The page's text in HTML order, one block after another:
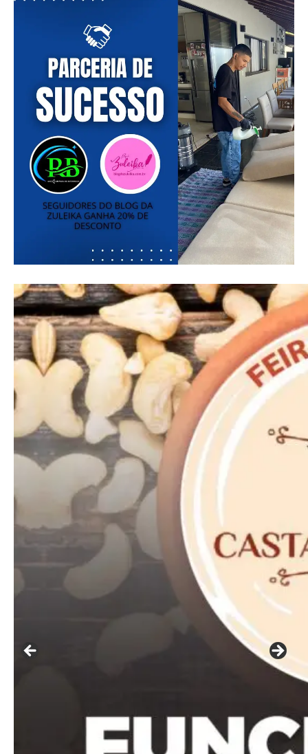
Included for free:
Etiam est nibh, lobortis sit
Praesent euismod ac
Ut mollis pellentesque tortor
Nullam eu erat condimentum
Donec quis est ac felis
Orci varius natoque dolor
Full member access:
Etiam est nibh, lobortis sit
Praesent euismod ac
Ut mollis pellentesque tortor
Nullam eu erat condimentum
Donec quis est ac felis
Orci varius natoque dolor